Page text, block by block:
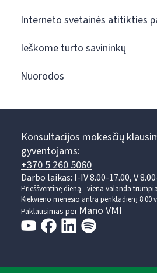
Interneto svetainės atitikties
Ieškome turto savininkų
Nuorodos
Konsultacijos mokesčių
gyventojams:
+370 5 260 5060
Darbo laikas: I-IV 8.00-17.00, V
Prieššventinę dieną - viena valanda
Kiekvieno mėnesio antrą penktadienį 8.00
Paklausimas per Mano VMI